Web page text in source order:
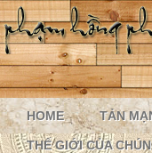
HOME TẢN
THẾ GIỚI CỦA